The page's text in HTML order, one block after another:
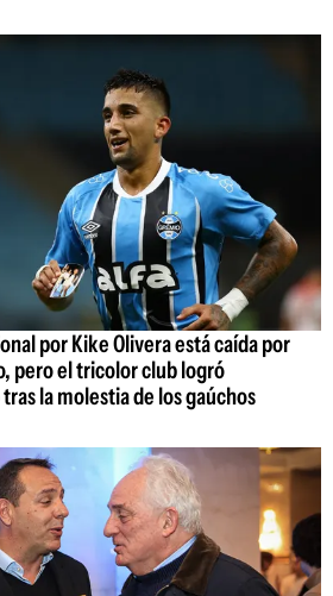
por Kike Olivera está caída por
pero el tricolor club logró
la molestia de los gaúchos